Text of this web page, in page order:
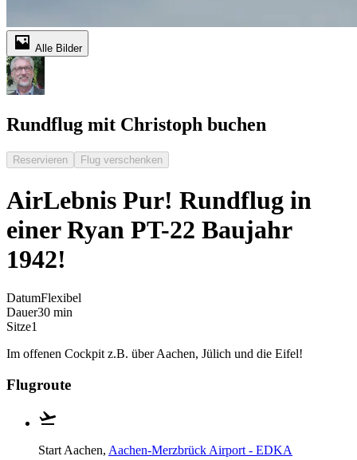
Alle Bilder
Rundflug mit Christoph buchen
Reservieren Flug verschenken
AirLebnis Pur! Rundflug in
einer Ryan PT-22 Baujahr
1942!
DatumFlexibel
Dauer30 min
Sitze1
Im offenen Cockpit z.B. über Aachen, Jülich und die Eifel!
Flugroute
Start Aachen, Aachen-Merzbrück Airport - EDKA